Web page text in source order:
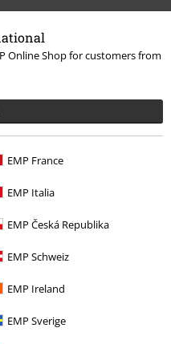
Online Shop for customers from
EMP France
EMP Italia
EMP Česká Republika
EMP Schweiz
EMP Ireland
EMP Sverige
Ropa
Camisetas & Tops
League